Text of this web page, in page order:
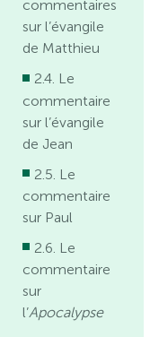
commentaires
sur l’évangile
de Matthieu
2.4. Le
commentaire
sur l’évangile
de Jean
2.5. Le
commentaire
sur Paul
2.6. Le
commentaire
sur
l’Apocalypse